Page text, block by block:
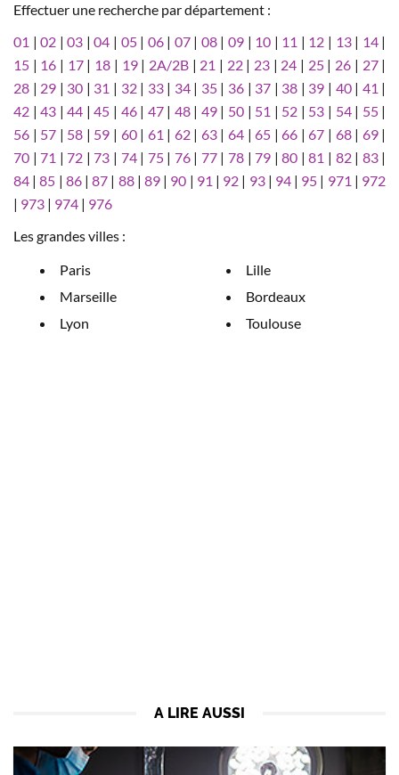
Effectuer une recherche par département :
01 |02 |03 |04 | 05| 06| 07| 08| 09 | 10 | 11 | 12 | 13| 14|
15 | 16 | 17| 18 | 19| 2A/2B| 21 | 22| 23 | 24 | 25| 26 | 27|
28 | 29 | 30 | 31 | 32| 33| 34| 35| 36 | 37 | 38 | 39 | 40| 41 |
42 |43 |44 |45 | 46| 47| 48| 49| 50 | 51 | 52 | 53 | 54| 55|
56 | 57 | 58 | 59 | 60| 61 | 62| 63| 64 |65 |66 |67 | 68| 69|
70 |71 |72 |73 | 74| 75| 76| 77| 78 |79 |80 |81 | 82| 83|
84 |85 | 86|87 | 88| 89| 90 | 91 | 92 | 93| 94| 95 | 971 | 972
| 973 | 974 | 976
Les grandes villes :
Paris
Marseille
Lyon
Lille
Bordeaux
Toulouse
A LIRE AUSSI